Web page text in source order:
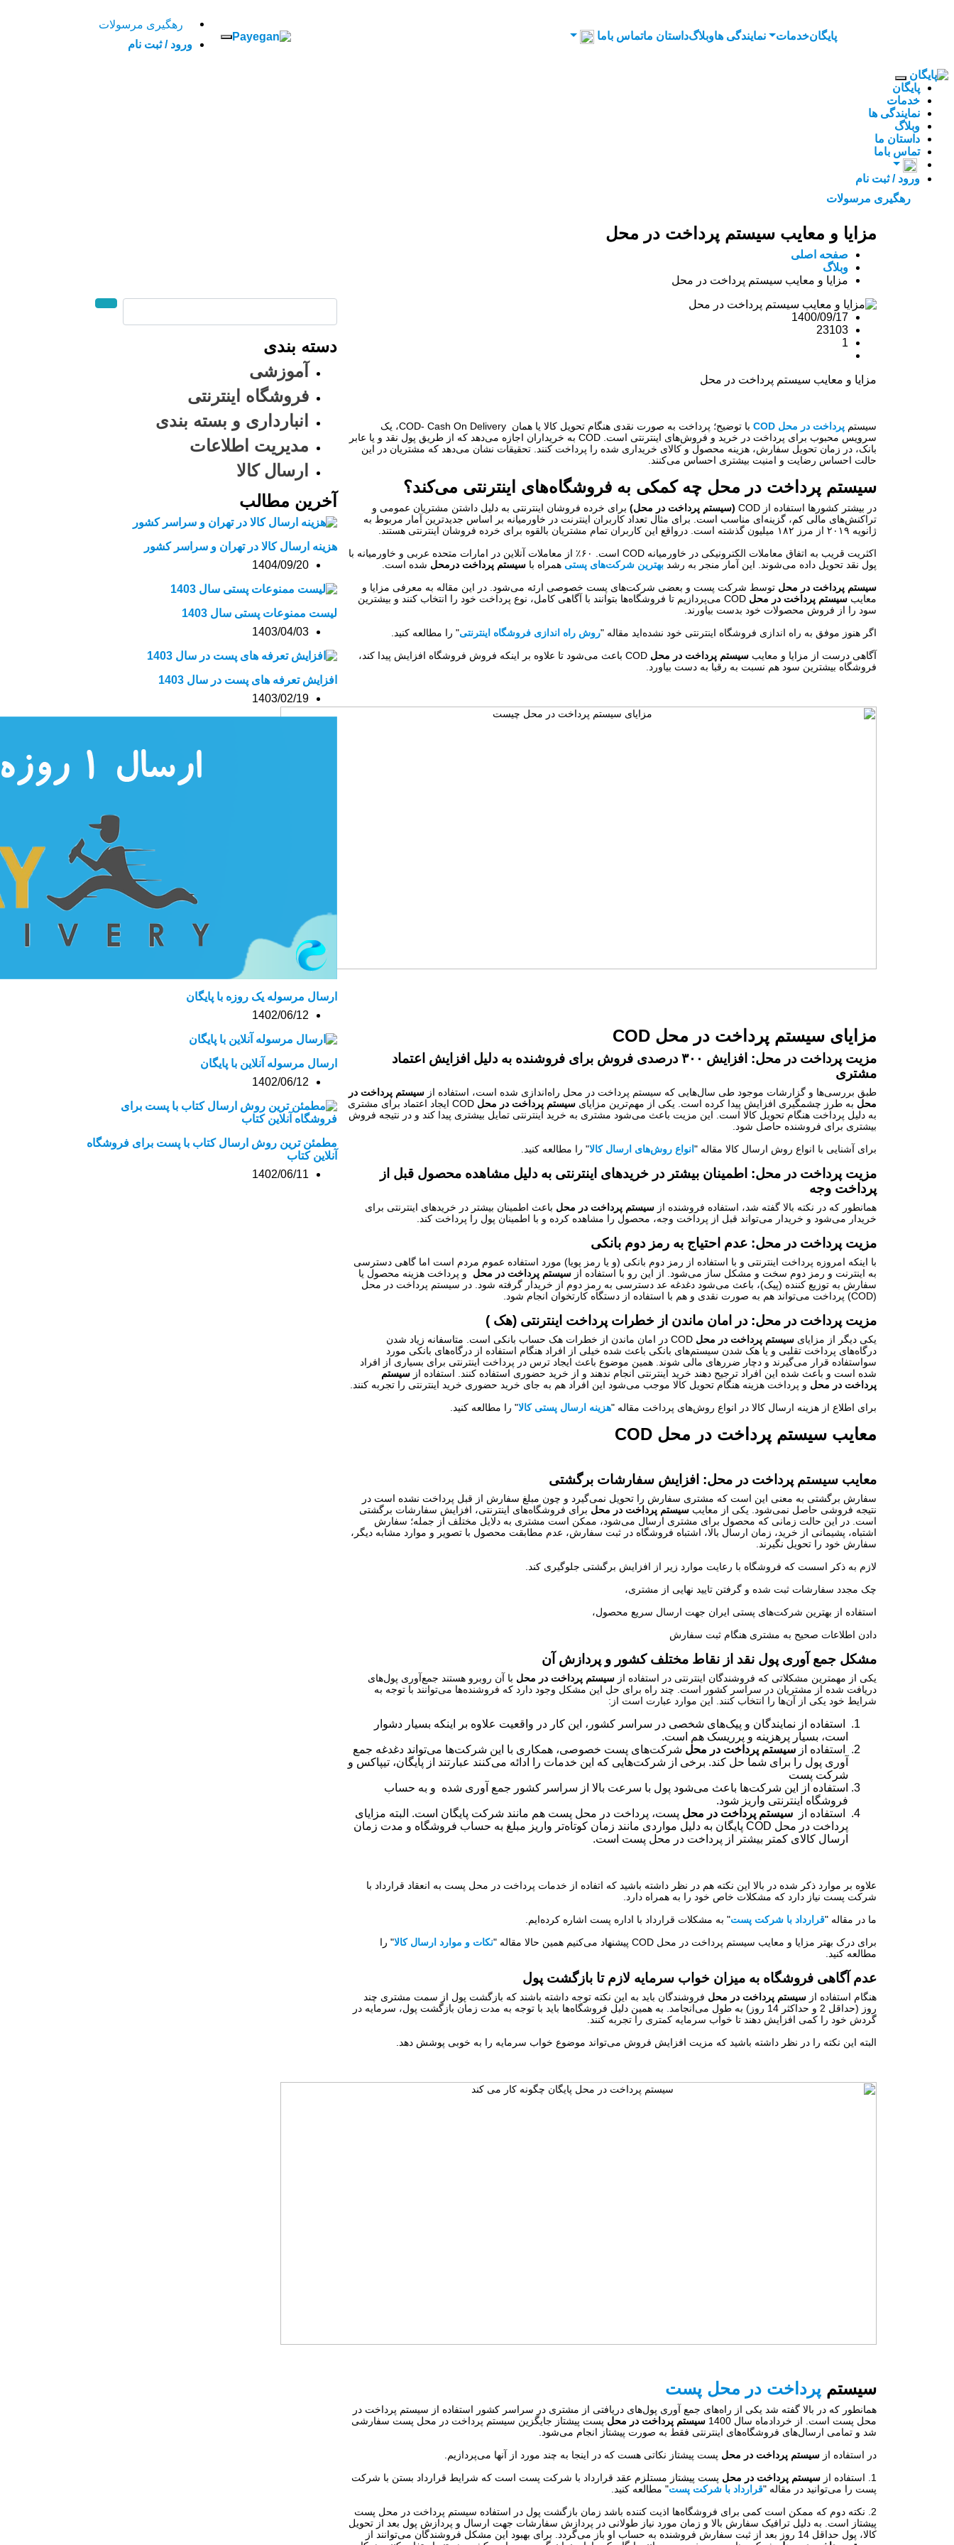
پایگانخدمات نمایندگی هاوبلاگداستان ماتماس باما
رهگيری مرسولات
ورود / ثبت نام
پایگان
خدمات
نمایندگی ها
وبلاگ
داستان ما
تماس باما
ورود / ثبت نام
رهگيری مرسولات
مزایا و معایب سیستم پرداخت در محل
صفحه اصلی
وبلاگ
مزایا و معایب سیستم پرداخت در محل
1400/09/17
23103
1
مزایا و معایب سیستم پرداخت در محل
سیستمپرداخت در محل COD با توضیح؛ پرداخت به صورت نقدی هنگام تحویل کالا یا همانCOD- Cash On Delivery، یک
سرویس محبوب برای پرداخت در خرید و فروش‌های اینترنتی است.COD به خریداران اجازه می‌دهد که از طریق پول نقد و یا عابر
بانک، در زمان تحویل سفارش، هزینه محصول و کالای خریداری شده را پرداخت کنند. تحقیقات نشان می‌دهد که مشتریان در این
حالت احساس رضایت و امنیت بیشتری احساس می‌کنند.
سیستم پرداخت در محل چه کمکی به فروشگاه‌های اینترنتی می‌کند؟
در بیشتر کشورها استفاده از COD (سیستم پرداخت در محل) برای خرده فروشان اینترنتی به دلیل داشتن مشتریان عمومی و
تراکنش‌های مالی کم، گزینه‌ای مناسب است
برای مثال تعداد کاربران اینترنت در خاورمیانه بر اساس جدیدترین آمار مربوط به
ژانویه ۲۰۱۹ از مرز ۱۸۲ میلیون گذشته است. درواقع این کاربران تمام مشتریان بالقوه برای خرده فروشان اینترنتی هستند
اکثریت قریب به اتفاق معاملات الکترونیکی در خاورمیانه COD
است. ۶۰٪ از معاملات آنلاین در امارات متحده عربی و خاورمیانه با
پول نقد تحویل داده می‌شوند. این آمار منجر به رشد بهترین شرکت‌های پستی همراه باسیستم پرداخت درمحل شده است
سیستم پرداخت در محل توسط شرکت پست و بعضی شرکت‌های پست خصوصی ارئه می‌شود. در این مقاله به معرفی مزایا و
معایبسیستم پرداخت در محل
COD می‌پردازیم تا فروشگاه‌ها بتوانند با آگاهی کامل، نوع پرداخت خود را انتخاب کنند و بیشترین
سود را از فروش محصولات خود بدست بیاورند.
اگر هنوز موفق به راه اندازی فروشگاه اینترنتی خود نشده‌اید مقاله "روش راه اندازی فروشگاه اینترنتی" را مطالعه کنید.
آگاهی درست از مزایا و معایبسیستم پرداخت در محل
COD باعث می‌شود تا علاوه بر اینکه فروش فروشگاه افزایش پیدا کند،
فروشگاه بیشترین سود هم نسبت به رقبا به دست بیاورد.
مزایای سیستم پرداخت در محلCOD
مزیت پرداخت در محل: افزایش ۳۰۰ درصدی فروش برای فروشنده به دلیل افزایش اعتماد
مشتری
طبق بررسی‌ها و گزارشات موجود طی سال‌هایی که سیستم پرداخت در محل راه‌اندازی شده است، استفاده ازسیستم پرداخت در
محل به طرز چشمگیری افزایش پیدا کرده است. یکی از مهم‌ترین مزایایسیستم پرداخت در محل
COD ایجاد اعتماد برای مشتری
به دلیل پرداخت هنگام تحویل کالا است. این مزیت باعث می‌شود مشتری به خرید اینترنتی تمایل بیشتری پیدا کند و در نتیجه فروش
بیشتری برای فروشنده حاصل شود.
برای آشنایی با انواع روش ارسال کالا مقاله " انواع روش‌های ارسال کالا" را مطالعه کنید.
مزیت پرداخت در محل: اطمینان بیشتر در خریدهای اینترنتی به دلیل مشاهده محصول قبل از
پرداخت وجه
همانطور که در نکته بالا گفته شد، استفاده فروشنده ازسیستم پرداخت در محل باعث اطمینان بیشتر در خریدهای اینترنتی برای
خریدار می‌شود و خریدار می‌تواند قبل از پرداخت وجه، محصول را مشاهده کرده و با اطمینان پول را پرداخت کند.
مزیت پرداخت در محل: عدم احتیاج به رمز دوم بانکی
با اینکه امروزه پرداخت اینترنتی و با استفاده از رمز دوم بانکی (و یا رمز پویا) مورد استفاده عموم مردم است اما گاهی دسترسی
به اینترنت و رمز دوم سخت و مشکل ساز می‌شود. از این رو با استفاده ازسیستم پرداخت در محل
و پرداخت هزینه محصول یا
سفارش به توزیع کننده (پیک)، باعث می‌شود دغدغه عد دسترسی به رمز دوم از خریدار گرفته شود. در سیستم پرداخت در محل
(
COD) پرداخت می‌تواند هم به صورت نقدی و هم با استفاده از دستگاه کارتخوان انجام شود.
مزیت پرداخت در محل: در امان ماندن از خطرات پرداخت اینترنتی (هک )
یکی دیگر از مزایایسیستم پرداخت در محل
COD در امان ماندن از خطرات هک حساب بانکی است. متاسفانه زیاد شدن
درگاه‌های پرداخت تقلبی و یا هک شدن سیستم‌های بانکی باعث شده خیلی از افراد هنگام استفاده از درگاه‌های بانکی مورد
سواستفاده قرار می‌گیرند و دچار ضررهای مالی شوند. همین موضوع باعث ایجاد ترس در پرداخت اینترنتی برای بسیاری از افراد
شده است و باعث شده این افراد ترجیح دهند خرید اینترنتی انجام ندهند و از خرید حضوری استفاده کنند. استفاده ازسیستم
پرداخت در محل و پرداخت هزینه هنگام تحویل کالا موجب می‌شود این افراد هم به جای خرید حضوری خرید اینترنتی را تجربه کنند.
برای اطلاع از هزینه ارسال کالا در انواع روش‌های پرداخت مقاله "هزینه ارسال پستی کالا" را مطالعه کنید.
معایب سیستم پرداخت در محل COD
معایبسیستم پرداخت در محل: افزایش سفارشات برگشتی
سفارش برگشتی به معنی این است که مشتری سفارش را تحویل نمی‌گیرد و چون مبلغ سفارش از قبل پرداخت نشده است در
نتیجه فروشی حاصل نمی‌شود. یکی از معایبسیستم پرداخت در محل برای فروشگاه‌های اینترنتی، افزایش سفارشات برگشتی
است. در این حالت زمانی که محصول برای مشتری ارسال می‌شود، ممکن است مشتری به دلایل مختلف از جمله؛ سفارش
اشتباه، پشیمانی از خرید، زمان ارسال بالا، اشتباه فروشگاه در ثبت سفارش، عدم مطابقت محصول با تصویر و موارد مشابه دیگر،
سفارش خود را تحویل نگیرند.
لازم به ذکر اسست که فروشگاه با رعایت موارد زیر از افزایش برگشتی جلوگیری کند.
چک مجدد سفارشات ثبت شده و گرفتن تایید نهایی از مشتری،
استفاده از بهترین شرکت‌های پستی ایران جهت ارسال سریع محصول،
دادن اطلاعات صحیح به مشتری هنگام ثبت سفارش
مشکل جمع آوری پول نقد از نقاط مختلف کشور و پردازش آن
یکی از مهمترین مشکلاتی که فروشندگان اینترنتی در استفاده ازسیستم پرداخت در محل با آن روبرو هستند جمع‌آوری پول‌های
دریافت شده از مشتریان در سراسر کشور است. چند راه برای حل این مشکل وجود دارد که فروشنده‌ها می‌توانند با توجه به
شرایط خود یکی از آن‌ها را انتخاب کنند. این موارد عبارت است از:
استفاده از نمایندگان و پیک‌های شخصی در سراسر کشور، این کار در واقعیت علاوه بر اینکه بسیار دشوار
است، بسیار پرهزینه و پرریسک هم است.
استفاده ازسیستم پرداخت در محل شرکت‌های پست خصوصی، همکاری با این شرکت‌ها می‌تواند دغدغه جمع
آوری پول را برای شما حل کند. برخی از شرکت‌هایی که این خدمات را ادائه می‌کنند عبارتند از پایگان، تیپاکس و
شرکت پست
استفاده از این شرکت‌ها باعث می‌شود پول با سرعت بالا از سراسر کشور جمع آوری شده و به حساب
فروشگاه اینترنتی واریز شود.
استفاده از
سیستم پرداخت در محل پست، پرداخت در محل پست هم مانند شرکت پایگان است. البته مزایای
پرداخت در محل COD پایگان به دلیل مواردی مانند زمان کوتاه‌تر واریز مبلغ به حساب فروشگاه و مدت زمان
ارسال کالای کمتر بیشتر از پرداخت در محل پست است.
علاوه بر موارد ذکر شده در بالا این نکته هم در نظر داشته باشید که اتفاده از خدمات پرداخت در محل پست به انعقاد قرارداد با
شرکت پست نیاز دارد که مشکلات خاص خود را به همراه دارد.
ما در مقاله "قرارداد با شرکت پست" به مشکلات قرارداد با اداره پست اشاره کرده‌ایم.
برای درک بهتر مزایا و معایب سیستم پرداخت در محل COD پیشنهاد می‌کنیم همین حالا مقاله "
نکات و موارد ارسال کالا" را
مطالعه کنید.
عدم آگاهی فروشگاه به میزان خواب سرمایه لازم تا بازگشت پول
هنگام استفاده ازسیستم پرداخت در محل فروشندگان باید به این نکته توجه داشته باشند که بازگشت پول از سمت مشتری چند
روز (حداقل 2 و حداکثر 14 روز) به طول می‌انجامد. به همین دلیل فروشگاه‌ها باید با توجه به مدت زمان بازگشت پول، سرمایه در
گردش خود را کمی افزایش دهند تا خواب سرمایه کمتری را تجربه کنند.
البته این نکته را در نظر داشته باشید که مزیت افزایش فروش می‌تواند موضوع خواب سرمایه را به خوبی پوشش دهد.
سیستم پرداخت در محل پست
همانطور که در بالا گفته شد یکی از راه‌‌های جمع آوری پول‌های دریافتی از مشتری در سراسر کشور استفاده از سیستم پرداخت در
محل پست است. از خردادماه سال 1400
سیستم پرداخت در محل پست پیشتاز جایگزین سیستم پرداخت در محل پست سفارشی
شد و تمامی ارسال‌های فروشگاه‌های اینترنتی فقط به صورت پیشتاز انجام می‌شود.
در استفاده ازسیستم پرداخت در محل پست پیشتاز نکاتی هست که در اینجا به چند مورد از آنها می‌پردازیم.
1. استفاده از
سیستم پرداخت در محل پست پیشتاز مستلزم عقد قرارداد با شرکت پست است که شرایط قرارداد بستن با شرکت
پست را می‌توانید در مقاله "قرارداد با شرکت پست" مطالعه کنید.
2. نکته دوم که ممکن است کمی برای فروشگاه‌ها اذیت کننده باشد زمان بازگشت پول در استفاده سیستم پرداخت در محل پست
پیشتاز است. به دلیل ترافیک سفارش بالا و زمان مورد نیاز طولانی در پردازش سفارشات جهت ارسال و پردازش پول بعد از تحویل
کالا، پول حداقل 14 روز بعد از ثبت سفارش فروشنده به حساب او باز می‌گردد. برای بهبود این مشکل فروشندگان می‌توانند از
دسته بندی
آموزشی
فروشگاه اینترنتی
انبارداری و بسته بندی
مدیریت اطلاعات
ارسال کالا
آخرین مطالب
هزینه ارسال کالا در تهران و سراسر کشور
1404/09/20
لیست ممنوعات پستی سال 1403
1403/04/03
افزایش تعرفه های پست در سال 1403
1403/02/19
ارسال مرسوله یک روزه با پایگان
1402/06/12
ارسال مرسوله آنلاین با پایگان
1402/06/12
مطمئن ترین روش ارسال کتاب با پست برای فروشگاه
آنلاین کتاب
1402/06/11